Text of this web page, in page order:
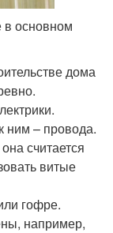
основном
дома
ним – провода.
считается
витые
гофре.
например,